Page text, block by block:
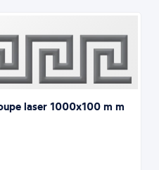
laser 1000x100 m m